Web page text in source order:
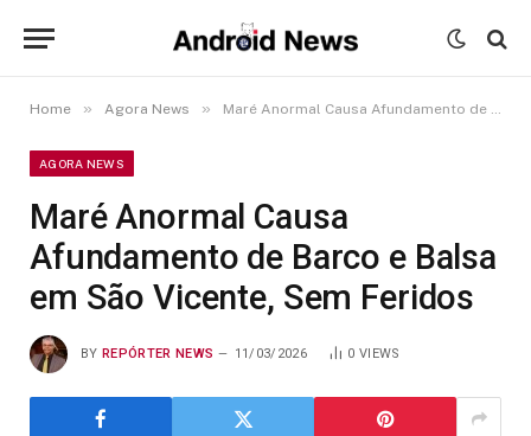
Home » Agora News » Maré Anormal Causa Afundamento de Barco e Balsa em São Vicente, Sem Feridos
AGORA NEWS
Maré Anormal Causa
Afundamento de Barco e Balsa
em São Vicente, Sem Feridos
BY REPÓRTER NEWS 11/03/2026 0 VIEWS